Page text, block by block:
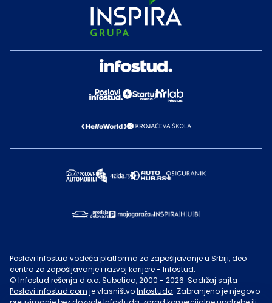
Poslovi Infostud vodeća platforma za zapošljavanje u Srbiji, deo
centra za zapošljavanje i razvoj karijere - Infostud.
© Infostud rešenja d.o.o. Subotica, 2000 - 2026. Sadržaj sajta
Poslovi.infostud.com je vlasništvoInfostuda. Zabranjeno je njegovo